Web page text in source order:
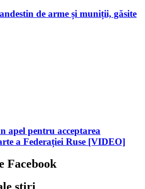
de arme și muniții, găsite
apel pentru acceptarea
a Federației Ruse [VIDEO]
Facebook